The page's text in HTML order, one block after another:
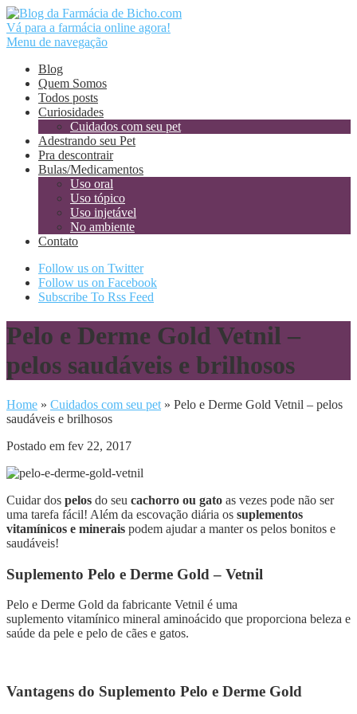
Vá para a farmácia online agora!
Menu de navegação
Blog
Quem Somos
Todos posts
Curiosidades
Cuidados com seu pet
Adestrando seu Pet
Pra descontrair
Bulas/Medicamentos
Uso oral
Uso tópico
Uso injetável
No ambiente
Contato
Follow us on Twitter
Follow us on Facebook
Subscribe To Rss Feed
Pelo e Derme Gold Vetnil –
pelos saudáveis e brilhosos
Home » Cuidados com seu pet » Pelo e Derme Gold Vetnil – pelos
saudáveis e brilhosos
Postado em fev 22, 2017
Cuidar dos pelos do seu cachorro ou gato as vezes pode não ser
uma tarefa fácil! Além da escovação diária os suplementos
vitamínicos e minerais podem ajudar a manter os pelos bonitos e
saudáveis!
Suplemento Pelo e Derme Gold – Vetnil
Pelo e Derme Gold da fabricante Vetnil é uma
suplemento vitamínico mineral aminoácido que proporciona beleza e
saúde da pele e pelo de cães e gatos.
Vantagens do Suplemento Pelo e Derme Gold